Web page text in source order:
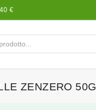
€
ZENZERO 50G